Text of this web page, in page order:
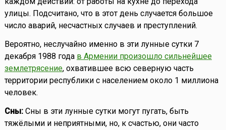
улицы. Подсчитано, что в этот день случается большое
число аварий, несчастных случаев и преступлений.
Вероятно, неслучайно именно в эти лунные сутки 7
декабря 1988 года в Армении произошло сильнейшее
землетрясение, охватившее всю северную часть
территории республики с населением около 1 миллиона
человек.
Сны:Сны в эти лунные сутки могут пугать, быть
тяжёлыми и неприятными, но, к счастью, они часто